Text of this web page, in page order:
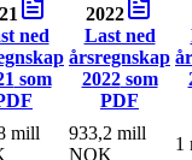
ned
som
2022
Last ned
årsregnskap
2022som
PDF
mill
933,2 mill
NOK
1